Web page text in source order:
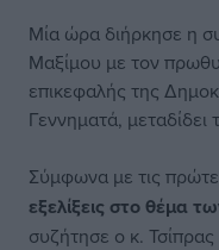
Μία ώρα διήρκησε η
Μαξίμου με τον
επικεφαλής της
Γεννηματά, μεταδίδει
Σύμφωνα με τις
εξελίξεις στο θέμα
συζήτησε ο κ.